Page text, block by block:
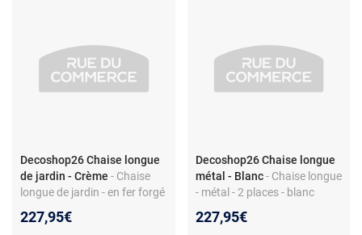
Decoshop26 Chaise longue
de jardin - Crème - Chaise
longue de jardin - en fer forgé
227,95€
Decoshop26 Chaise longue
métal - Blanc - Chaise longue
- métal - 2 places - blanc
227,95€